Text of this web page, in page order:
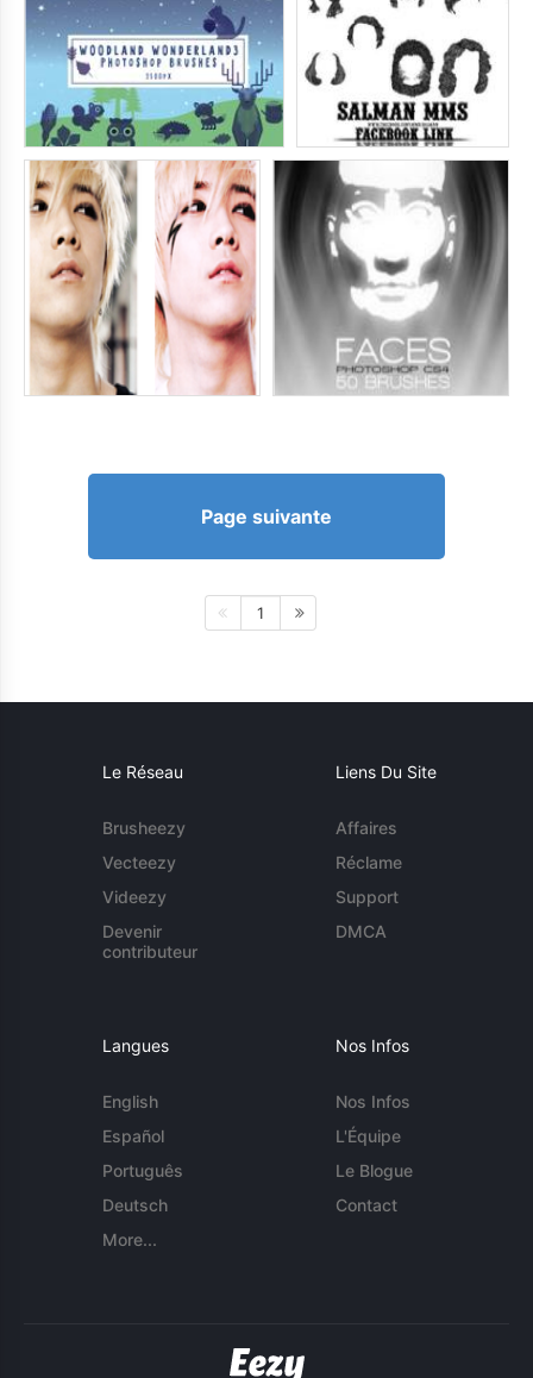
Page suivante
1
Le Réseau
Brusheezy
Vecteezy
Videezy
Devenir
contributeur
Liens Du Site
Affaires
Réclame
Support
DMCA
Langues
English
Español
Português
Deutsch
More...
Nos Infos
Nos Infos
L'Équipe
Le Blogue
Contact